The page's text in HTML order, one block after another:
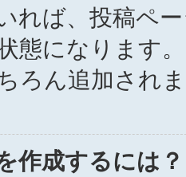
れば、投稿ペ
態になります
ろん追加され
作成するには？